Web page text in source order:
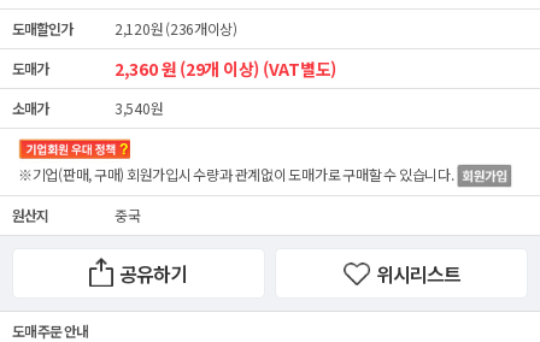
도매할인가
2,120원 (236개이상)
도매가
2,360 원 (29개 이상) (VAT별도)
소매가 3,540원
※기업(판매, 구매) 회원가입시 수량과 관계없이도매가로 구매할 수 있습니다.
원산지 중국
공유하기 위시리스트
도매 주문 안내